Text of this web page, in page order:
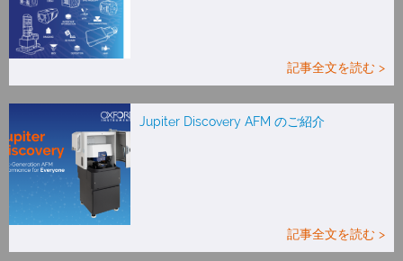
記事全文を読む >
Jupiter Discovery AFM のご紹介
記事全文を読む >